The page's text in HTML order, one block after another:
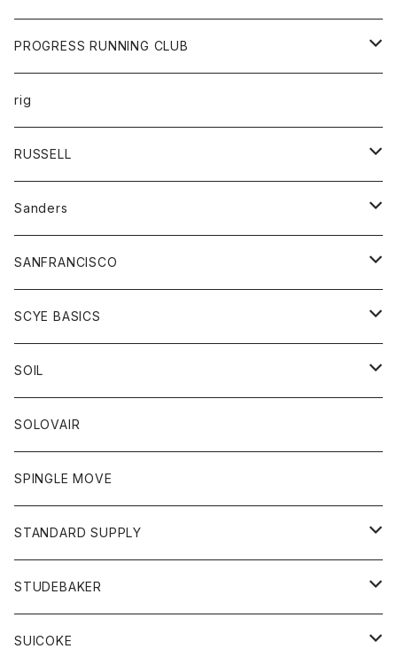
ニット
ベスト
パンツ
カットソー
コート
ボトム
ワンピース
エプロン
キッズ
オーバーオール
ボトム
ペインターパンツ
PROGRESS RUNNING CLUB
トップス
Tシャツ
グッズ
帽子
rig
RUSSELL
アウター
コート
パーカー
スカート
Tシャツ
トップス
Tシャツ
トレーナー
ボトム
ショートパンツ
スカート
レディース
スカート
Tシャツ
アクセサリー
バック
Sanders
グッズ
靴
SANFRANCISCO
アウター
カーディガン
コート
グッズ
ネクタイ
グローブ
アクセサリー
トップス
カットソー
カーディガン
ボトム
ショートパンツ
パンツ
レディース
カットソー
SCYE BASICS
ボトム
ジーンズ
チノパン
トップス
ポロシャツ
ベスト
靴
SOIL
靴
ワンピース
トップス
カットソー
ボトム
パンツ
SOLOVAIR
SPINGLE MOVE
STANDARD SUPPLY
財布
バッグ
STUDEBAKER
アクセサリー
SUICOKE